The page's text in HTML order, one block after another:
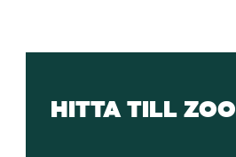
HITTA TILL ZOO